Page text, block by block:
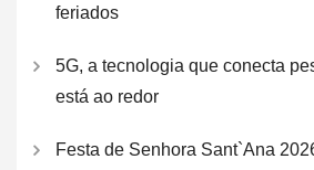
feriados
5G, a tecnologia que conecta
está ao redor
Festa de Senhora Sant`Ana